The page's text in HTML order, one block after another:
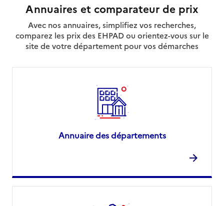
Annuaires et comparateur de prix
Avec nos annuaires, simplifiez vos recherches,
comparez les prix des EHPAD ou orientez-vous sur le
site de votre département pour vos démarches
Annuaire des départements